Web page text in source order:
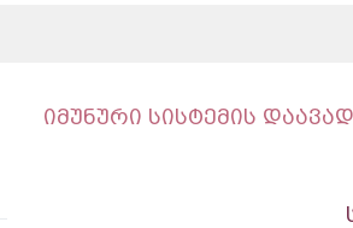
იმუნური სისტემის